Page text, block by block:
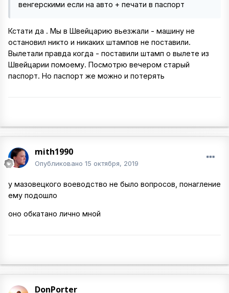
венгерскими если на авто + печати в паспорт
Кстати да . Мы в Швейцарию вьезжали - машину не
остановил никто и никаких штампов не поставили.
Вылетали правда когда - поставили штамп о вылете из
Швейцарии помоему. Посмотрю вечером старый
паспорт. Но паспорт же можно и потерять
mith1990
Опубликовано 15 октября, 2019
у мазовецкого воеводство не было вопросов, понагление
ему подошло
оно обкатано лично мной
DonPorter